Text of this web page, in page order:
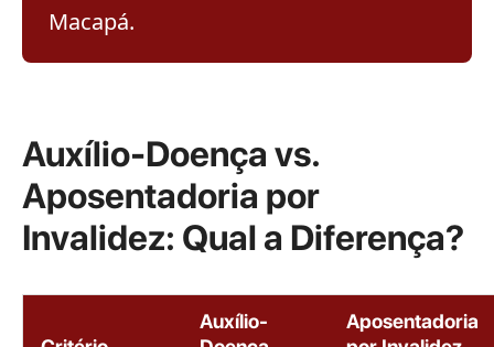
Macapá.
Auxílio-Doença vs.
Aposentadoria por
Invalidez: Qual a Diferença?
Auxílio-
Aposentadoria